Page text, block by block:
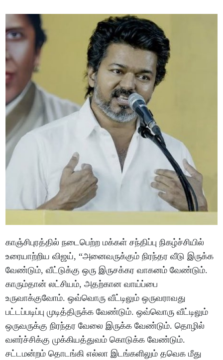
காஞ்சிபுரத்தில் நடைபெற்ற மக்கள் சந்திப்பு நிகழ்ச்சியில்
உரையாற்றிய விஜய், “அனைவருக்கும் நிரந்தர வீடு இருக்க
வேண்டும், வீட்டுக்கு ஒரு இருசக்கர வாகனம் வேண்டும்.
காரும்தான் லட்சியம், அதற்கான வாய்ப்பை
உருவாக்குவோம். ஒவ்வொரு வீட்டிலும் ஒருவராவது
பட்டப்படிப்பு முடித்திருக்க வேண்டும். ஒவ்வொரு வீட்டிலும்
ஒருவருக்கு நிரந்தர வேலை இருக்க வேண்டும். தொழில்
வளர்ச்சிக்கு முக்கியத்துவம் கொடுக்க வேண்டும்.
சட்டமன்றம் தொடங்கி எல்லா இடங்களிலும் தவெக மீது